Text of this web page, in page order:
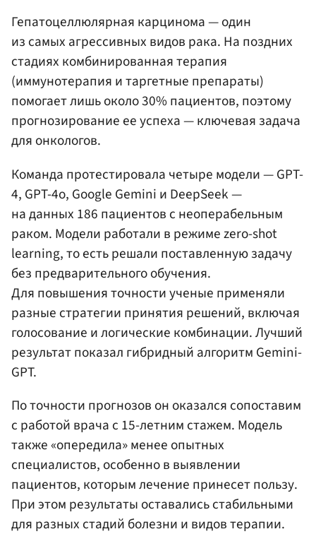
Гепатоцеллюлярная карцинома — один
из самых агрессивных видов рака. На поздних
стадиях комбинированная терапия
(иммунотерапия и таргетные препараты)
помогает лишь около 30% пациентов, поэтому
прогнозирование ее успеха — ключевая задача
для онкологов.
Команда протестировала четыре модели — GPT-
4, GPT-4o, Google Gemini и DeepSeek —
на данных 186 пациентов с неоперабельным
раком. Модели работали в режиме zero-shot
learning, то есть решали поставленную задачу
без предварительного обучения.
Для повышения точности ученые применяли
разные стратегии принятия решений, включая
голосование и логические комбинации. Лучший
результат показал гибридный алгоритм Gemini-
GPT.
По точности прогнозов он оказался сопоставим
с работой врача с 15-летним стажем. Модель
также «опередила» менее опытных
специалистов, особенно в выявлении
пациентов, которым лечение принесет пользу.
При этом результаты оставались стабильными
для разных стадий болезни и видов терапии.